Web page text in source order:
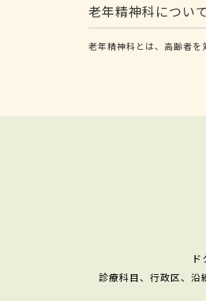
老年精神科について
老年精神科とは、高齢者を
診療科目、行政区、沿